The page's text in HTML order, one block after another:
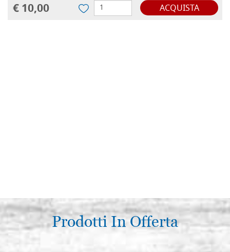
€ 10,00 ACQUISTA
Prodotti In Offerta